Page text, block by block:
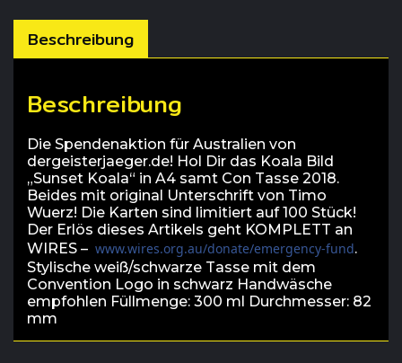
Beschreibung
Beschreibung
Die Spendenaktion für Australien von
dergeisterjaeger.de! Hol Dir das Koala Bild
„Sunset Koala“ in A4 samt Con Tasse 2018.
Beides mit original Unterschrift von Timo
Wuerz! Die Karten sind limitiert auf 100 Stück!
Der Erlös dieses Artikels geht KOMPLETT an
WIRES – www.wires.org.au/donate/emergency-fund.
Stylische weiß/schwarze Tasse mit dem
Convention Logo in schwarz Handwäsche
empfohlen Füllmenge: 300 ml Durchmesser: 82
mm